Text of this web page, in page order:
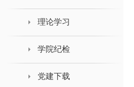
理论学习
学院纪检
党建下载